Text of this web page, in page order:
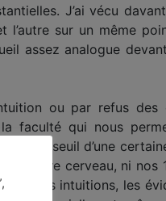
J’ai vécu
sur un même
assez analogue
ou par refus des
faculté qui nous
au seuil d’une
ni notre cerveau, ni nos
les intuitions, les